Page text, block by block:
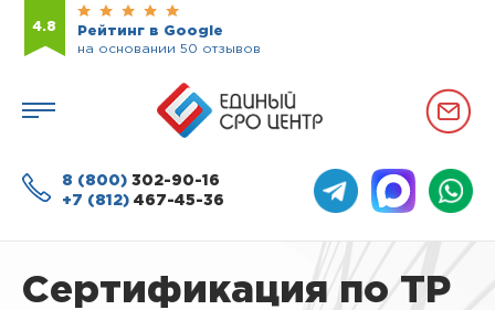
4.8
Рейтинг в Google
на основании 50 отзывов
8 (800) 302-90-16
+7 (812) 467-45-36
Сертификация по ТР